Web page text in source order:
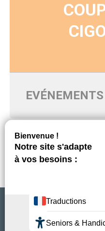
Pas d'événements